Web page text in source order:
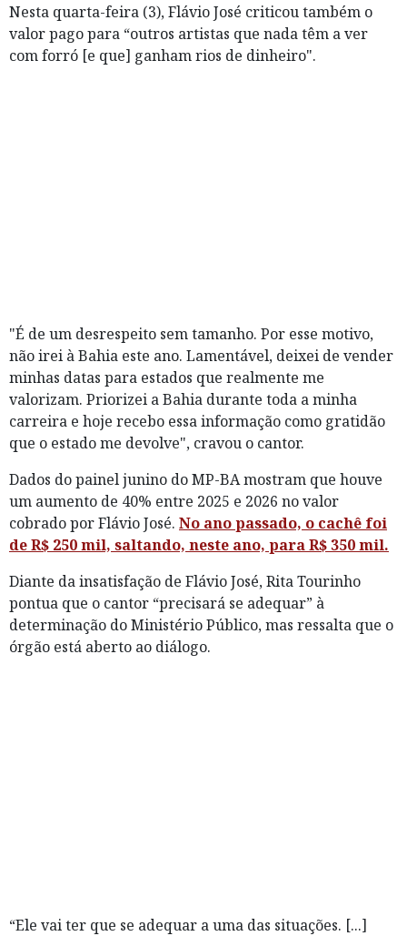
Nesta quarta-feira (3), Flávio José criticou também o
valor pago para “outros artistas que nada têm a ver
com forró [e que] ganham rios de dinheiro".
"É de um desrespeito sem tamanho. Por esse motivo,
não irei à Bahia este ano. Lamentável, deixei de vender
minhas datas para estados que realmente me
valorizam. Priorizei a Bahia durante toda a minha
carreira e hoje recebo essa informação como gratidão
que o estado me devolve", cravou o cantor.
Dados do painel junino do MP-BA mostram que houve
um aumento de 40% entre 2025 e 2026 no valor
cobrado por Flávio José. No ano passado, o cachê foi
de R$ 250 mil, saltando, neste ano, para R$ 350 mil.
Diante da insatisfação de Flávio José, Rita Tourinho
pontua que o cantor “precisará se adequar” à
determinação do Ministério Público, mas ressalta que o
órgão está aberto ao diálogo.
“Ele vai ter que se adequar a uma das situações. [...]